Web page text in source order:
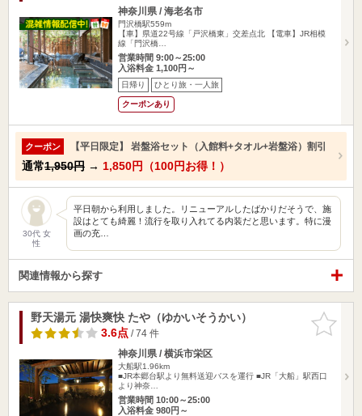
神奈川県 / 海老名市
門沢橋駅559m
【車】県道22号線「戸沢橋東」交差点北 【電車】JR相模
線「門沢橋…
営業時間 9:00～25:00
入浴料金 1,100円～
日帰り ひとり旅・一人旅
クーポンあり
クーポン 【平日限定】 岩盤浴セット（入館料+タオル+岩盤浴）割引
通常1,950円 → 1,850円（100円お得！）
30代 女
性
平日朝から利用しました。リニューアルしたばかりだそうで、施
設はとても綺麗！流行を取り入れてる内装だと思います。特に漫
画の充…
関連情報から探す
お気に入
りに追加
野天湯元 湯快爽快 たや（ゆかいそうかい）
3.6点/ 74 件
神奈川県 / 横浜市栄区
大船駅1.96km
■JR本郷台駅より無料送迎バスを運行 ■JR「大船」駅西口
より神奈…
営業時間 10:00～25:00
入浴料金 980円～